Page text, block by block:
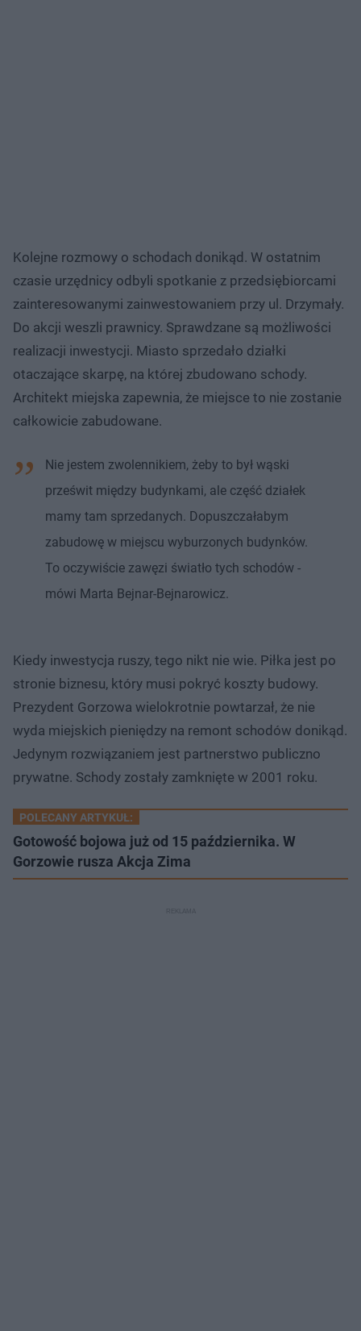
Kolejne rozmowy o schodach donikąd. W ostatnim
czasie urzędnicy odbyli spotkanie z przedsiębiorcami
zainteresowanymi zainwestowaniem przy ul. Drzymały.
Do akcji weszli prawnicy. Sprawdzane są możliwości
realizacji inwestycji. Miasto sprzedało działki
otaczające skarpę, na której zbudowano schody.
Architekt miejska zapewnia, że miejsce to nie zostanie
całkowicie zabudowane.
Nie jestem zwolennikiem, żeby to był wąski
prześwit między budynkami, ale część działek
mamy tam sprzedanych. Dopuszczałabym
zabudowę w miejscu wyburzonych budynków.
To oczywiście zawęzi światło tych schodów -
mówi Marta Bejnar-Bejnarowicz.
Kiedy inwestycja ruszy, tego nikt nie wie. Piłka jest po
stronie biznesu, który musi pokryć koszty budowy.
Prezydent Gorzowa wielokrotnie powtarzał, że nie
wyda miejskich pieniędzy na remont schodów donikąd.
Jedynym rozwiązaniem jest partnerstwo publiczno
prywatne. Schody zostały zamknięte w 2001 roku.
POLECANY ARTYKUŁ:
Gotowość bojowa już od 15 października. W
Gorzowie rusza Akcja Zima